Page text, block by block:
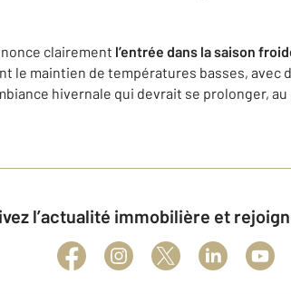
clairement l’entrée dans la saison
le maintien de températures basses,
hivernale qui devrait se prolonger,
l’actualité immobilière et